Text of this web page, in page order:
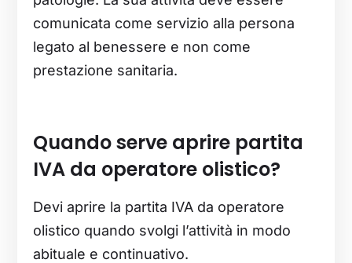
comunicata come servizio alla persona
legato al benessere e non come
prestazione sanitaria.
Quando serve aprire partita
IVA da operatore olistico?
Devi aprire la partita IVA da operatore
olistico quando svolgi l’attività in modo
abituale e continuativo.